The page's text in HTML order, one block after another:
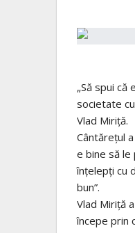
„Să spui
societate
Vlad Miriță.
Cântărețul
e bine să le
înțelepți cu
bun”.
Vlad Miriță
începe prin